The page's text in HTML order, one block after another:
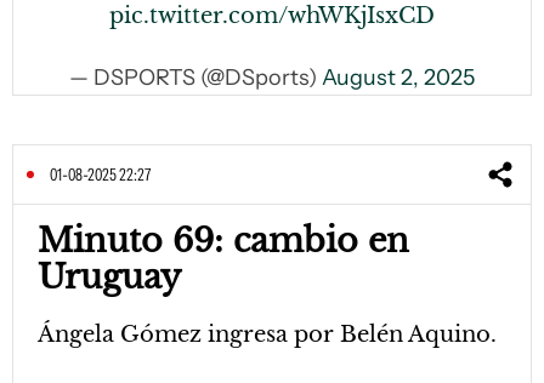
pic.twitter.com/whWKjIsxCD
— DSPORTS (@DSports) August 2, 2025
01-08-2025 22:27
Minuto 69: cambio en
Uruguay
Ángela Gómez ingresa por Belén Aquino.